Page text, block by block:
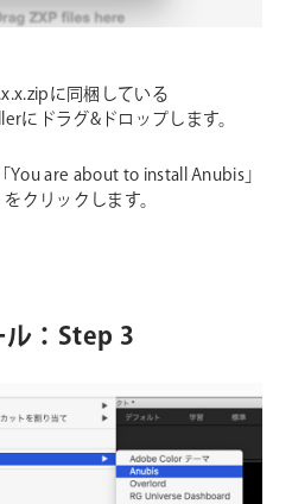
に同梱している
にドラグ&ドロップします。
are about to install Anubis」
クリックします。
：Step 3